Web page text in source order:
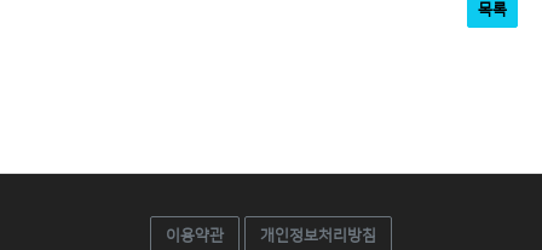
목록
이용약관 개인정보처리방침